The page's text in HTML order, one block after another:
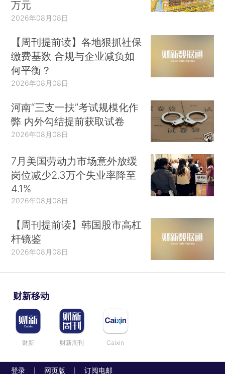
万元
2026年08月08日
【周刊提前读】各地狠抓社保
缴费基数 合规与企业减负如
何平衡？
2026年08月08日
河南“三支一扶”考试规模化作
弊 内外勾结提前获取试卷
2026年08月08日
7月美国劳动力市场意外放缓
岗位减少2.3万个失业率降至
4.1%
2026年08月08日
【周刊提前读】韩国股市高杠
杆镜鉴
2026年08月08日
财新移动
财新 财新周刊 Caixin
登录 网页版 订阅电邮